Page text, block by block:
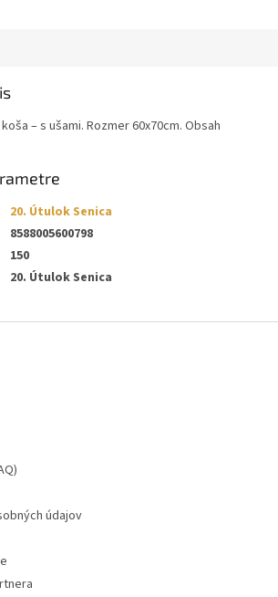
– s ušami. Rozmer 60x70cm. Obsah
20. Útulok Senica
8588005600798
150
20. Útulok Senica
údajov